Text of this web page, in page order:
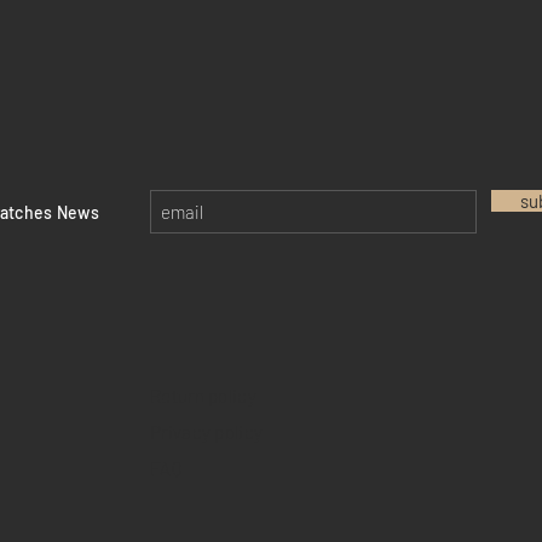
News